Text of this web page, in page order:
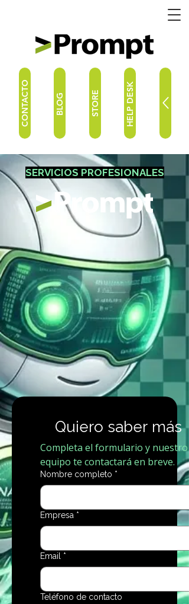
CONTACTO STORE HELP DESK
BLOG
SERVICIOS PROFESIONALES
Quiero saber más
Completa el formulario y nuestro
equipo te contactará en breve.
Nombre completo *
Empresa *
Email *
Teléfono de contacto